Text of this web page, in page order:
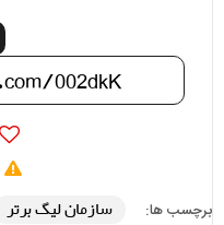
برچسب ها: سازمان لیگ برتر